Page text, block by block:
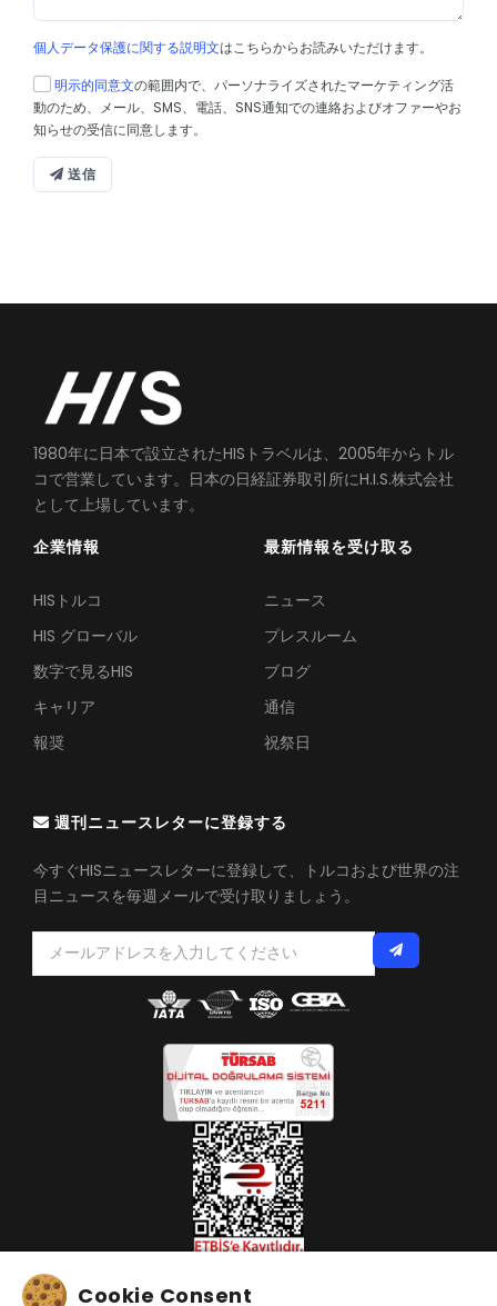
個人データ保護に関する説明文はこちらからお読みいただけます。
明示的同意文の範囲内で、パーソナライズされたマーケティング活
動のため、メール、SMS、電話、SNS通知での連絡およびオファーやお
知らせの受信に同意します。
送信
1980年に日本で設立されたHISトラベルは、2005年からトル
コで営業しています。日本の日経証券取引所にH.I.S.株式会社
として上場しています。
企業情報
HISトルコ
HIS グローバル
数字で見るHIS
キャリア
報奨
最新情報を受け取る
ニュース
プレスルーム
ブログ
通信
祝祭日
週刊ニュースレターに登録する
今すぐHISニュースレターに登録して、トルコおよび世界の注
目ニュースを毎週メールで受け取りましょう。
Cookie Consent